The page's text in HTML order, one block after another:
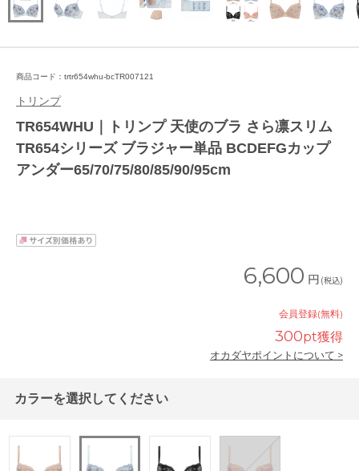
商品コード：trtr654whu-bcTR007121
トリンプ
TR654WHU｜トリンプ 天使のブラ さら凛スリム
TR654シリーズ ブラジャー単品 BCDEFGカップ
アンダー65/70/75/80/85/90/95cm
6,600 円 (税込)
会員登録(無料)
300pt獲得
オカダヤポイントについて >
カラーを選択してください